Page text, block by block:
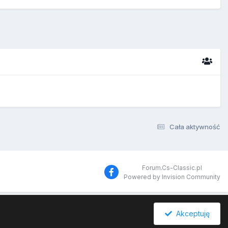
Cała aktywność
Forum.Cs-Classic.pl
Powered by Invision Community
Akceptuję